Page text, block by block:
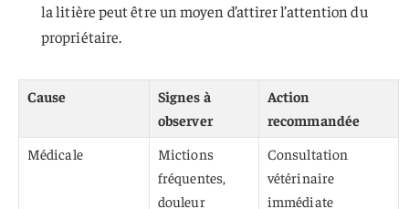
la litière peut être un moyen d’attirer l’attention du
propriétaire.
Cause
Signes à
observer
Action
recommandée
Médicale
Mictions
fréquentes,
douleur
Consultation
vétérinaire
immédiate